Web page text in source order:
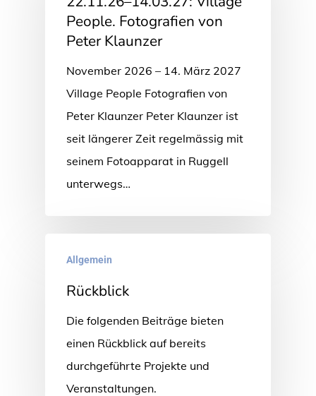
People. Fotografien von
Peter Klaunzer
November 2026 – 14. März 2027
Village People Fotografien von
Peter Klaunzer Peter Klaunzer ist
seit längerer Zeit regelmässig mit
seinem Fotoapparat in Ruggell
unterwegs…
Allgemein
Rückblick
Die folgenden Beiträge bieten
einen Rückblick auf bereits
durchgeführte Projekte und
Veranstaltungen.